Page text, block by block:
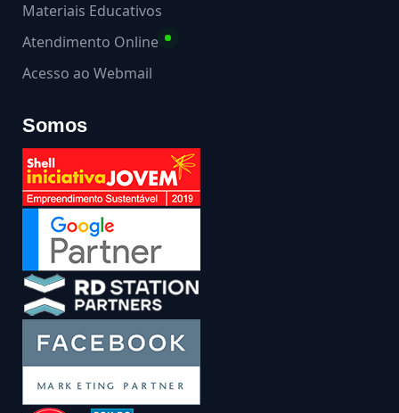
Materiais Educativos
Atendimento Online
Acesso ao Webmail
Somos